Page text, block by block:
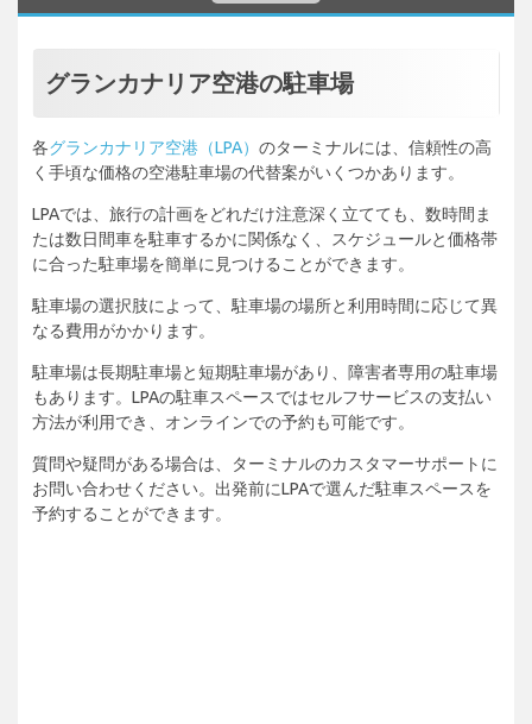
グランカナリア空港の駐車場
各グランカナリア空港（LPA） のターミナルには、信頼性の高
く手頃な価格の空港駐車場の代替案がいくつかあります。
LPAでは、旅行の計画をどれだけ注意深く立てても、数時間ま
たは数日間車を駐車するかに関係なく、スケジュールと価格帯
に合った駐車場を簡単に見つけることができます。
駐車場の選択肢によって、駐車場の場所と利用時間に応じて異
なる費用がかかります。
駐車場は長期駐車場と短期駐車場があり、障害者専用の駐車場
もあります。LPAの駐車スペースではセルフサービスの支払い
方法が利用でき、オンラインでの予約も可能です。
質問や疑問がある場合は、ターミナルのカスタマーサポートに
お問い合わせください。出発前にLPAで選んだ駐車スペースを
予約することができます。